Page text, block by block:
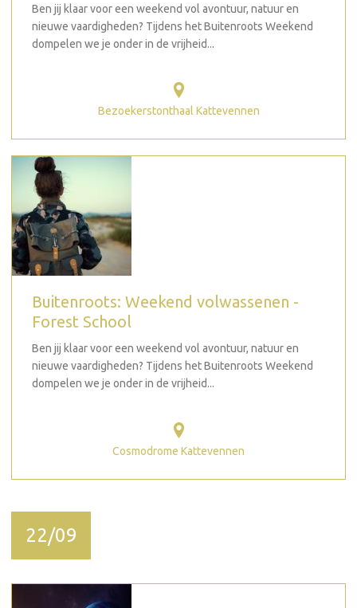
Ben jij klaar voor een weekend vol avontuur, natuur en
nieuwe vaardigheden? Tijdens het Buitenroots Weekend
dompelen we je onder in de vrijheid...
Bezoekerstonthaal Kattevennen
Buitenroots: Weekend volwassenen -
Forest School
Ben jij klaar voor een weekend vol avontuur, natuur en
nieuwe vaardigheden? Tijdens het Buitenroots Weekend
dompelen we je onder in de vrijheid...
Cosmodrome Kattevennen
22/09